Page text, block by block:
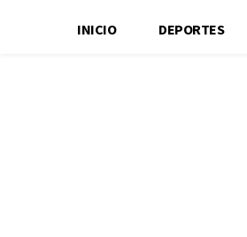
INICIO DEPORTES